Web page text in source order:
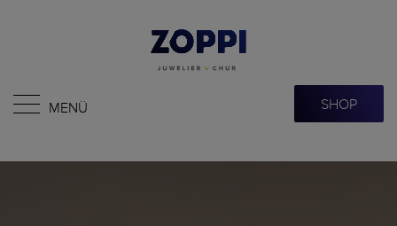
MENÜ SHOP